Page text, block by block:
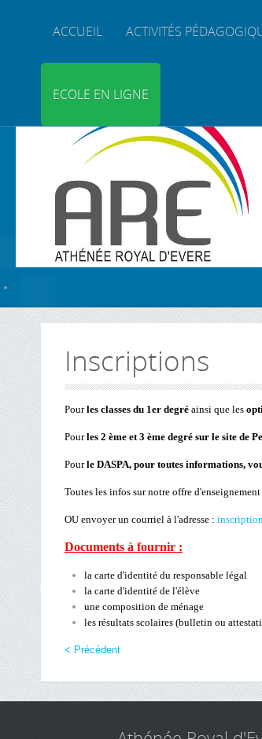
ACCUEIL ACTIVITÉS
ECOLE EN LIGNE
Inscriptions
Pourles classes du 1er degré ainsi que les
Pourles 2 ème et 3 ème degré sur le site de
Pourle DASPA, pour toutes informations,
Toutes les infos sur notre offre
OU envoyer un courriel à l'adresse :
Documents à fournir :
la carte d'identité du responsable légal
la carte d'identité de l'élève
une composition de ménage
les résultats scolaires (bulletin ou
< Précédent